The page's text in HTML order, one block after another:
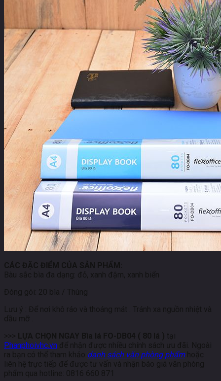
CÁC ĐẶC ĐIỂM CỦA SẢN PHẨM:
Bàu sắc bìa đa dạng: đỏ, xanh đậm, xanh biển
Đóng gói: 20 bìa / Thùng
Lưu ý : Để nơi khô ráo và thoáng mát . Tránh xa nguồn nhiệt và
dầu mỡ .
>>> LỰA CHỌN NGAY Bìa lá FO-DB04 ( 80 lá ) tại
Phanphoivhc.vn để nhận được nhiều chính sách ưu đãi. Ngoài
ra bạn có thể tham khảo danh sách văn phòng phẩm hoặc
liên hệ trực tiếp để được tư vấn và nhận báo giá văn phòng
phẩm qua hotline: 0816 660 871